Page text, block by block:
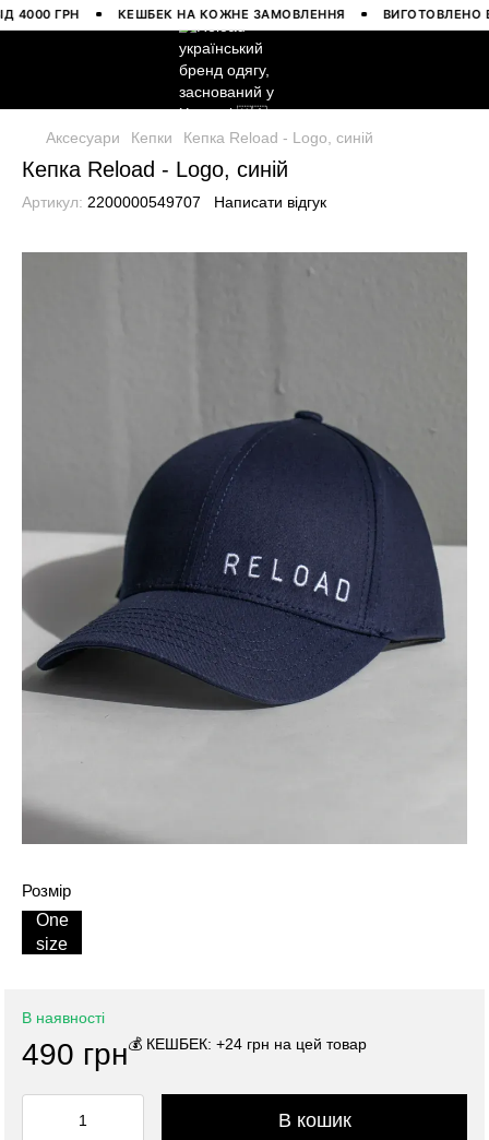
ГРН КЕШБЕК НА КОЖНЕ ЗАМОВЛЕННЯ ВИГОТОВЛЕНО В
Аксесуари Кепки Кепка Reload - Logo, синій
Кепка Reload - Logo, синій
Артикул: 2200000549707 Написати відгук
Розмір
One
size
В наявності
490 грн💰 КЕШБЕК: +24 грн на цей товар
В кошик